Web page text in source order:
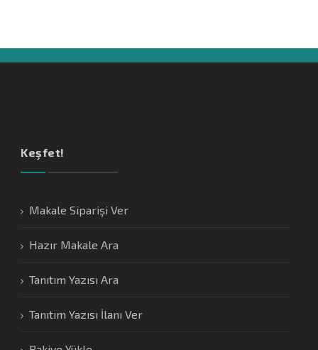
Keşfet!
Makale Siparişi Ver
Hazır Makale Ara
Tanıtım Yazısı Ara
Tanıtım Yazısı İlanı Ver